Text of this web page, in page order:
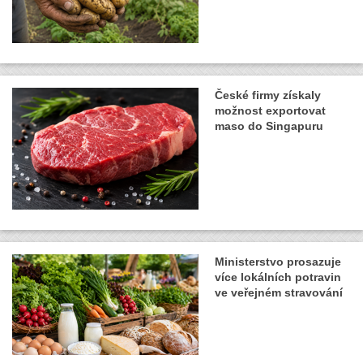
České firmy získaly
možnost exportovat
maso do Singapuru
Ministerstvo prosazuje
více lokálních potravin
ve veřejném stravování